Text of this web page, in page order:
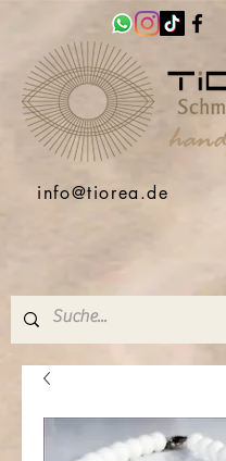
info@tiorea.de